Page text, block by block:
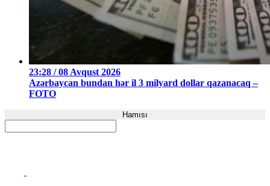
23:28 / 08 Avqust 2026
Azərbaycan bundan hər il 3 milyard dollar qazanacaq –
FOTO
Hamısı